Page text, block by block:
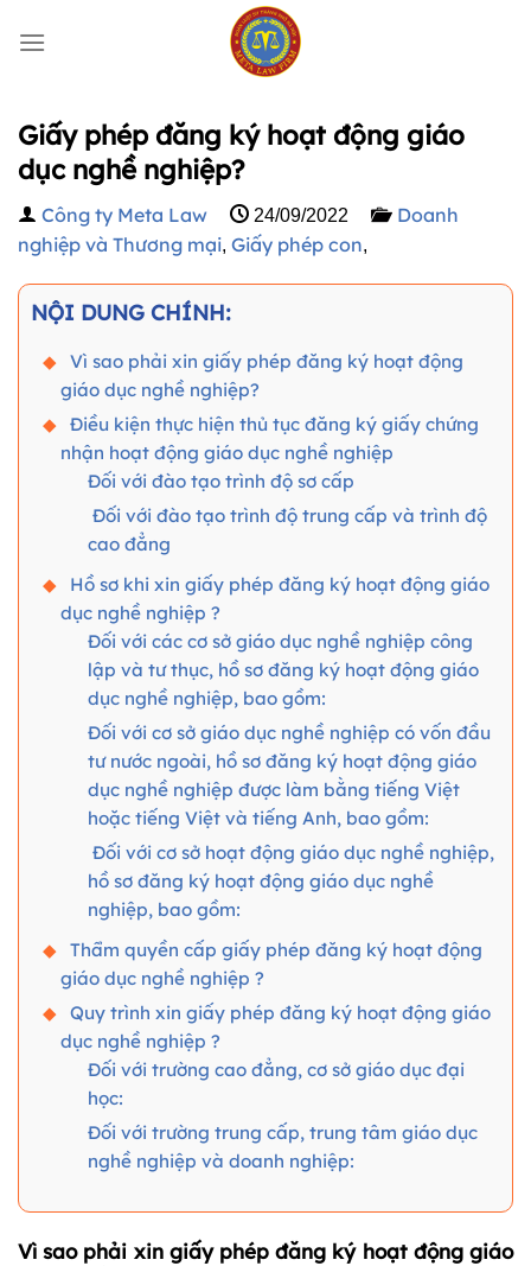
qua
Giấy phép đăng ký hoạt động giáo
dục nghề nghiệp?
Công ty Meta Law 24/09/2022
Doanh
nghiệp và Thương mại, Giấy phép con,
NỘI DUNG CHÍNH:
Vì sao phải xin giấy phép đăng ký hoạt động
giáo dục nghề nghiệp?
Điều kiện thực hiện thủ tục đăng ký giấy chứng
nhận hoạt động giáo dục nghề nghiệp
Đối với đào tạo trình độ sơ cấp
Đối với đào tạo trình độ trung cấp và trình độ
cao đẳng
Hồ sơ khi xin giấy phép đăng ký hoạt động giáo
dục nghề nghiệp ?
Đối với các cơ sở giáo dục nghề nghiệp công
lập và tư thục, hồ sơ đăng ký hoạt động giáo
dục nghề nghiệp, bao gồm:
Đối với cơ sở giáo dục nghề nghiệp có vốn đầu
tư nước ngoài, hồ sơ đăng ký hoạt động giáo
dục nghề nghiệp được làm bằng tiếng Việt
hoặc tiếng Việt và tiếng Anh, bao gồm:
Đối với cơ sở hoạt động giáo dục nghề nghiệp,
hồ sơ đăng ký hoạt động giáo dục nghề
nghiệp, bao gồm:
Thẩm quyền cấp giấy phép đăng ký hoạt động
giáo dục nghề nghiệp ?
Quy trình xin giấy phép đăng ký hoạt động giáo
dục nghề nghiệp ?
Đối với trường cao đẳng, cơ sở giáo dục đại
học:
Đối với trường trung cấp, trung tâm giáo dục
nghề nghiệp và doanh nghiệp:
Vì sao phải xin giấy phép đăng ký hoạt động giáo